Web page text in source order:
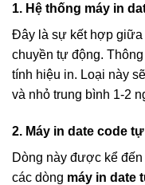
1. Hệ thống máy in
Đây là sự kết hợp giữa
chuyền tự động.
tính hiệu in. Loại này
và nhỏ trung bình 1-2
2. Máy in date code
Dòng này được kể
các dòng máy in date